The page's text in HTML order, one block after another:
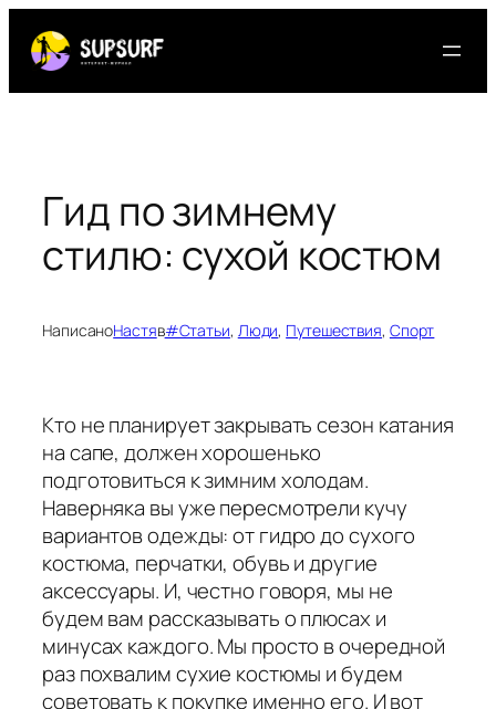
содержимому
Гид по зимнему
стилю: сухой костюм
НаписаноНастяв#Статьи, Люди, Путешествия, Спорт
Кто не планирует закрывать сезон катания
на сапе, должен хорошенько
подготовиться к зимним холодам.
Наверняка вы уже пересмотрели кучу
вариантов одежды: от гидро до сухого
костюма, перчатки, обувь и другие
аксессуары. И, честно говоря, мы не
будем вам рассказывать о плюсах и
минусах каждого. Мы просто в очередной
раз похвалим сухие костюмы и будем
советовать к покупке именно его. И вот